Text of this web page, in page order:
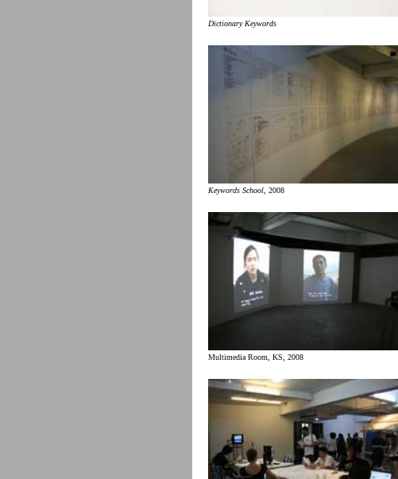
Dictionary Keywords
Keywords School , 2008
Multimedia Room, KS, 2008